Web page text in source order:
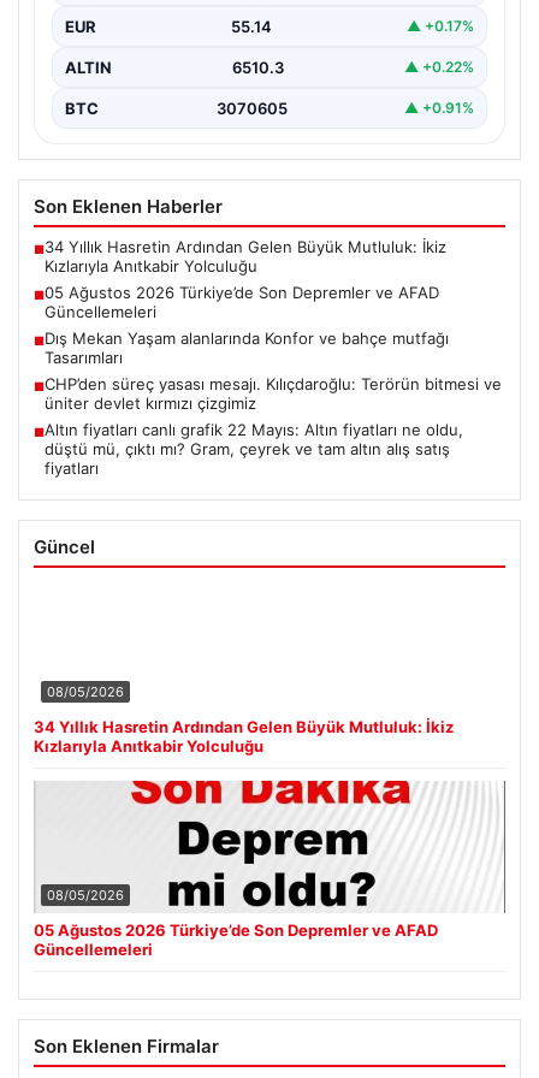
EUR 55.14 ▲ +0.17%
ALTIN 6510.3 ▲ +0.22%
BTC 3070605 ▲ +0.91%
Son Eklenen Haberler
■34 Yıllık Hasretin Ardından Gelen Büyük Mutluluk: İkiz
Kızlarıyla Anıtkabir Yolculuğu
■05 Ağustos 2026 Türkiye’de Son Depremler ve AFAD
Güncellemeleri
■Dış Mekan Yaşam alanlarında Konfor ve bahçe mutfağı
Tasarımları
■CHP’den süreç yasası mesajı. Kılıçdaroğlu: Terörün bitmesi ve
üniter devlet kırmızı çizgimiz
■Altın fiyatları canlı grafik 22 Mayıs: Altın fiyatları ne oldu,
düştü mü, çıktı mı? Gram, çeyrek ve tam altın alış satış
fiyatları
Güncel
08/05/2026
34 Yıllık Hasretin Ardından Gelen Büyük Mutluluk: İkiz
Kızlarıyla Anıtkabir Yolculuğu
08/05/2026
05 Ağustos 2026 Türkiye’de Son Depremler ve AFAD
Güncellemeleri
Son Eklenen Firmalar